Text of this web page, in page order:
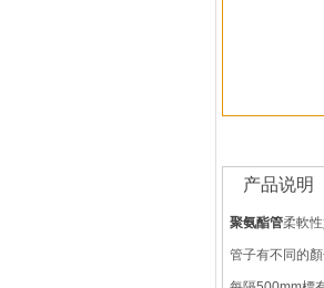
产品说明
聚氨酯管柔軟
管子有不同的